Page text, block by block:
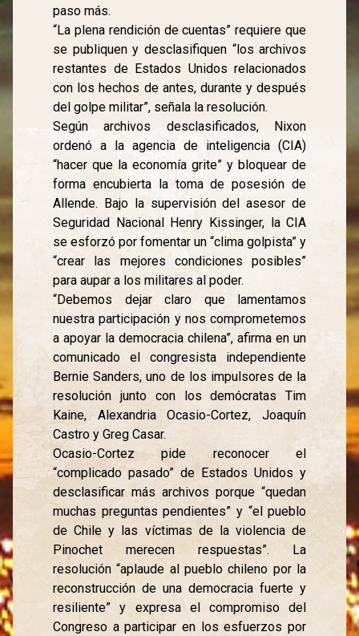
paso más.
“La plena rendición de cuentas” requiere que
se publiquen y desclasifiquen “los archivos
restantes de Estados Unidos relacionados
con los hechos de antes, durante y después
del golpe militar”, señala la resolución.
Según archivos desclasificados, Nixon
ordenó a la agencia de inteligencia (CIA)
“hacer que la economía grite” y bloquear de
forma encubierta la toma de posesión de
Allende. Bajo la supervisión del asesor de
Seguridad Nacional Henry Kissinger, la CIA
se esforzó por fomentar un “clima golpista” y
“crear las mejores condiciones posibles”
para aupar a los militares al poder.
“Debemos dejar claro que lamentamos
nuestra participación y nos comprometemos
a apoyar la democracia chilena”, afirma en un
comunicado el congresista independiente
Bernie Sanders, uno de los impulsores de la
resolución junto con los demócratas Tim
Kaine, Alexandria Ocasio-Cortez, Joaquín
Castro y Greg Casar.
Ocasio-Cortez pide reconocer el
“complicado pasado” de Estados Unidos y
desclasificar más archivos porque “quedan
muchas preguntas pendientes” y “el pueblo
de Chile y las víctimas de la violencia de
Pinochet merecen respuestas”. La
resolución “aplaude al pueblo chileno por la
reconstrucción de una democracia fuerte y
resiliente” y expresa el compromiso del
Congreso a participar en los esfuerzos por